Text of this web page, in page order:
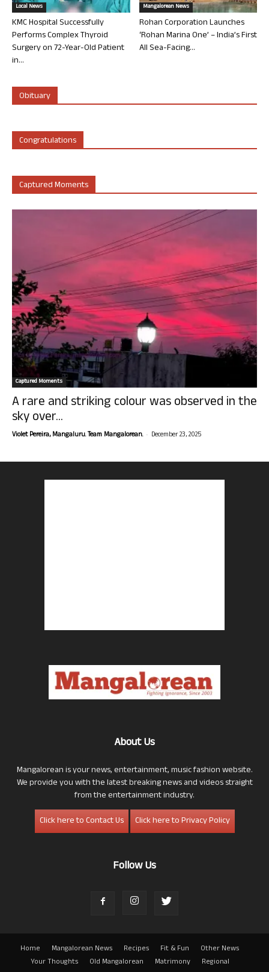
Local News
KMC Hospital Successfully
Performs Complex Thyroid
Surgery on 72-Year-Old Patient
in...
Mangalorean News
Rohan Corporation Launches
‘Rohan Marina One’ – India’s First
All Sea-Facing...
Obituary
Congratulations
Captured Moments
Captured Moments
A rare and striking colour was observed in the
sky over...
Violet Pereira, Mangaluru. Team Mangalorean. - December 23, 2025
About Us
Mangalorean is your news, entertainment, music fashion website.
We provide you with the latest breaking news and videos straight
from the entertainment industry.
Click here to Contact Us
Click here to Privacy Policy
Follow Us
Home Mangalorean News Recipes Fit & Fun
Other News
Your Thoughts
Old Mangalorean Matrimony
Regional